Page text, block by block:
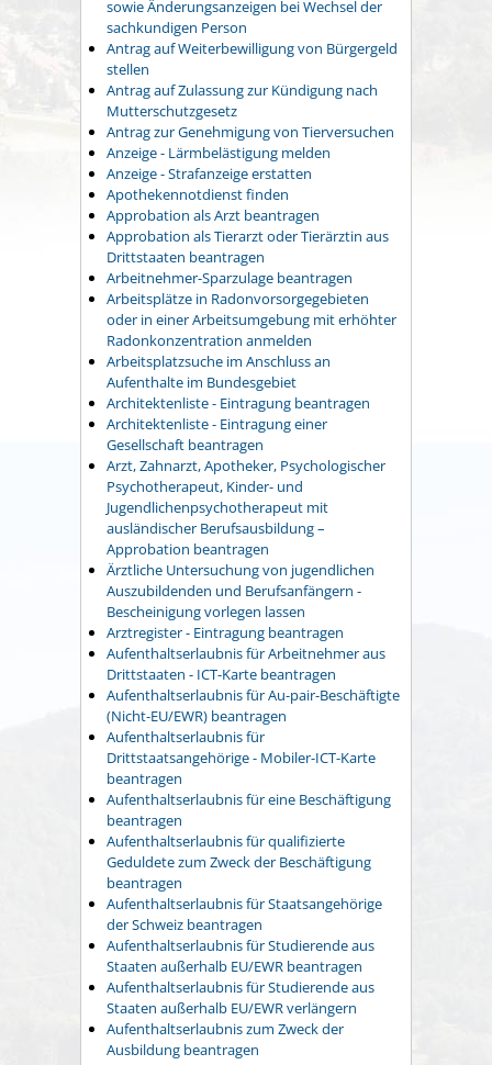
sowie Änderungsanzeigen bei Wechsel der
sachkundigen Person
Antrag auf Weiterbewilligung von Bürgergeld
stellen
Antrag auf Zulassung zur Kündigung nach
Mutterschutzgesetz
Antrag zur Genehmigung von Tierversuchen
Anzeige - Lärmbelästigung melden
Anzeige - Strafanzeige erstatten
Apothekennotdienst finden
Approbation als Arzt beantragen
Approbation als Tierarzt oder Tierärztin aus
Drittstaaten beantragen
Arbeitnehmer-Sparzulage beantragen
Arbeitsplätze in Radonvorsorgegebieten
oder in einer Arbeitsumgebung mit erhöhter
Radonkonzentration anmelden
Arbeitsplatzsuche im Anschluss an
Aufenthalte im Bundesgebiet
Architektenliste - Eintragung beantragen
Architektenliste - Eintragung einer
Gesellschaft beantragen
Arzt, Zahnarzt, Apotheker, Psychologischer
Psychotherapeut, Kinder- und
Jugendlichenpsychotherapeut mit
ausländischer Berufsausbildung –
Approbation beantragen
Ärztliche Untersuchung von jugendlichen
Auszubildenden und Berufsanfängern -
Bescheinigung vorlegen lassen
Arztregister - Eintragung beantragen
Aufenthaltserlaubnis für Arbeitnehmer aus
Drittstaaten - ICT-Karte beantragen
Aufenthaltserlaubnis für Au-pair-Beschäftigte
(Nicht-EU/EWR) beantragen
Aufenthaltserlaubnis für
Drittstaatsangehörige - Mobiler-ICT-Karte
beantragen
Aufenthaltserlaubnis für eine Beschäftigung
beantragen
Aufenthaltserlaubnis für qualifizierte
Geduldete zum Zweck der Beschäftigung
beantragen
Aufenthaltserlaubnis für Staatsangehörige
der Schweiz beantragen
Aufenthaltserlaubnis für Studierende aus
Staaten außerhalb EU/EWR beantragen
Aufenthaltserlaubnis für Studierende aus
Staaten außerhalb EU/EWR verlängern
Aufenthaltserlaubnis zum Zweck der
Ausbildung beantragen